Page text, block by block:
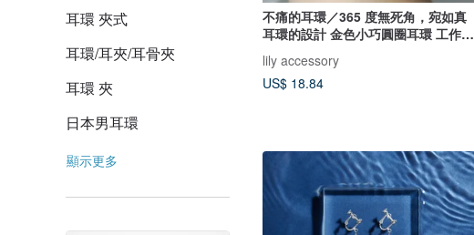
耳環 夾式
耳環/耳夾/耳骨夾
耳環 夾
日本男耳環
顯示更多
不痛的耳環／365 度無死角，宛如真
耳環的設計 金色小巧圓圈耳環 工作及
日常配戴皆推薦 簡約設計
lily accessory
US$ 18.84